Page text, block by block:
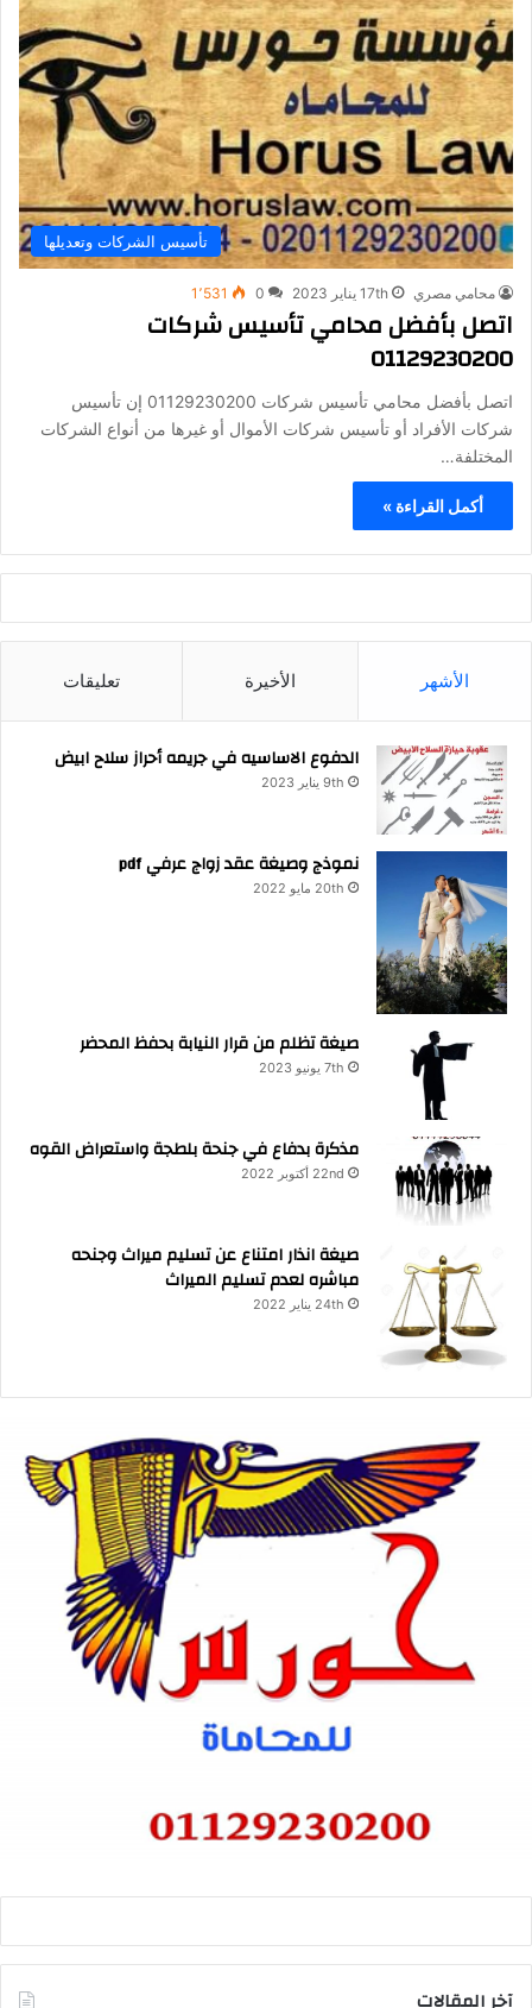
تأسيس الشركات وتعديلها
محامي مصري 17th يناير 2023 0 1٬531
اتصل بأفضل محامي تأسيس شركات
01129230200
اتصل بأفضل محامي تأسيس شركات 01129230200 إن تأسيس
شركات الأفراد أو تأسيس شركات الأموال أو غيرها من أنواع الشركات
المختلفة…
أكمل القراءة »
الأشهر الأخيرة تعليقات
الدفوع الاساسيه في جريمه أحراز سلاح ابيض
9th يناير 2023
نموذج وصيغة عقد زواج عرفي pdf
20th مايو 2022
صيغة تظلم من قرار النيابة بحفظ المحضر
7th يونيو 2023
مذكرة بدفاع في جنحة بلطجة واستعراض القوه
22nd أكتوبر 2022
صيغة انذار امتناع عن تسليم ميراث وجنحه
مباشره لعدم تسليم الميراث
24th يناير 2022